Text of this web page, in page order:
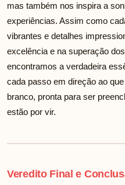
mas também nos inspira a
experiências. Assim como
vibrantes e detalhes
excelência e na superação
encontramos a verdadeira
cada passo em direção ao
branco, pronta para ser
estão por vir.
Veredito Final e